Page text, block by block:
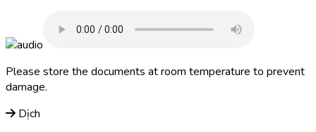
Please store the documents at room temperature to prevent
damage.
Dịch